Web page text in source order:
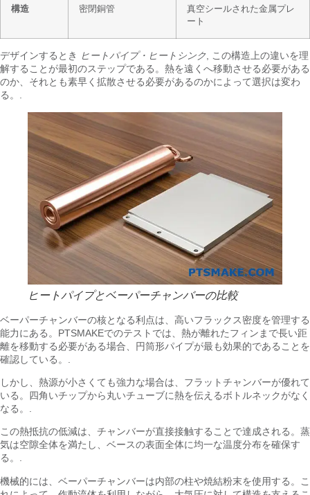
構造 密閉銅管
真空シールされた金属プレ
ート
デザインするとき ヒートパイプ・ヒートシンク , この構造上の違いを理
解することが最初のステップである。熱を遠くへ移動させる必要がある
のか、それとも素早く拡散させる必要があるのかによって選択は変わ
る。.
ヒートパイプとベーパーチャンバーの比較
ベーパーチャンバーの核となる利点は、高いフラックス密度を管理する
能力にある。PTSMAKEでのテストでは、熱が離れたフィンまで長い距
離を移動する必要がある場合、円筒形パイプが最も効果的であることを
確認している。.
しかし、熱源が小さくても強力な場合は、フラットチャンバーが優れて
いる。四角いチップから丸いチューブに熱を伝えるボトルネックがなく
なる。.
この熱抵抗の低減は、チャンバーが直接接触することで達成される。蒸
気は空隙全体を満たし、ベースの表面全体に均一な温度分布を確保す
る。.
機械的には、ベーパーチャンバーは内部の柱や焼結粉末を使用する。こ